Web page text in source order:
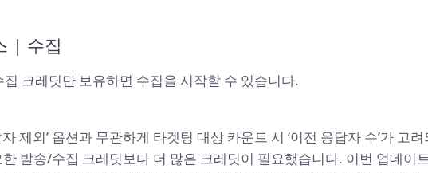
| 수집
크레딧만 보유하면 수집을 시작할 수 있습니다.
제외’ 옵션과 무관하게 타겟팅 대상 카운트 시 ‘이전 응답자 수’가 고
발송/수집 크레딧보다 더 많은 크레딧이 필요했습니다. 이번 업데이